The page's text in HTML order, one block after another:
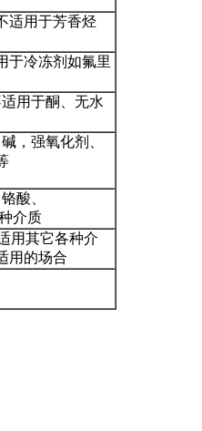
适用于芳香烃
于冷冻剂如氟里
用于酮、无水
，强氧化剂、
酸、
介质
用其它各种介
用的场合